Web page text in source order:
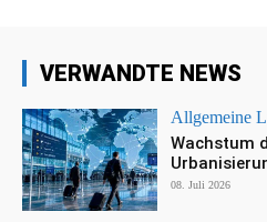
VERWANDTE NEWS
Allgemeine
Wachstum
08. Juli 2026